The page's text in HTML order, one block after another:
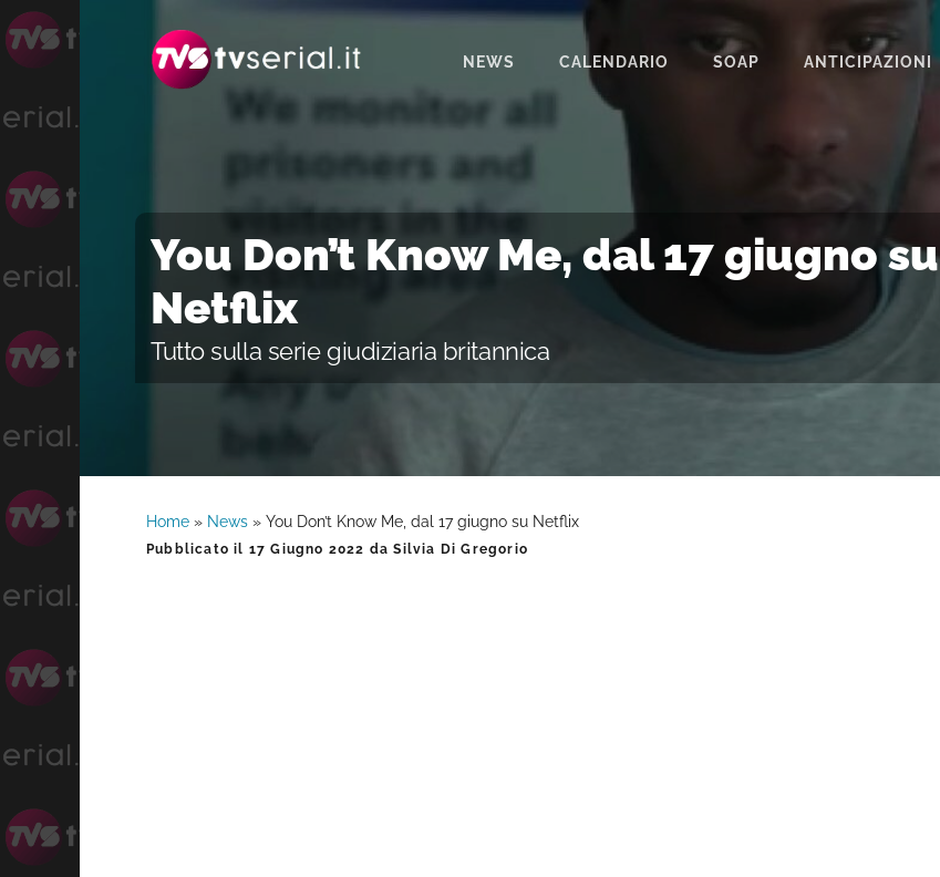
navigazione
contenuto
NEWS CALENDARIO SOAP
SEGRETI DI FAMIGLIA
UN POSTO AL SOLE
ANTICIPAZIONI
You Don’t Know Me, dal 17 giugno su
Netflix
Tutto sulla serie giudiziaria britannica
Home » News » You Don’t Know Me, dal 17 giugno su Netflix
Pubblicato il 17 Giugno 2022 daSilvia Di Gregorio
Barra